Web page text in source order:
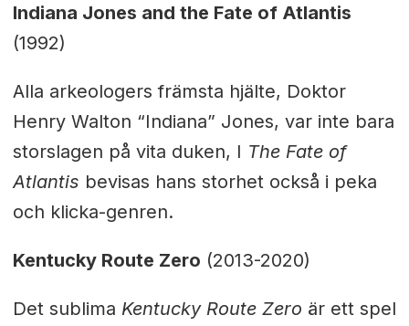
Indiana Jones and the Fate of Atlantis
(1992)
Alla arkeologers främsta hjälte, Doktor
Henry Walton “Indiana” Jones, var inte bara
storslagen på vita duken, I The Fate of
Atlantis bevisas hans storhet också i peka
och klicka-genren.
Kentucky Route Zero (2013-2020)
Det sublima Kentucky Route Zero är ett spel